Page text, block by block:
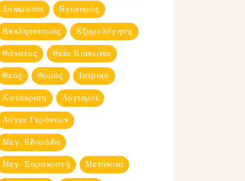
Δοκιμασία Εγωισμός
Εκκλησιασμός Εξομολόγηση
Θάνατος Θεία Κοινωνία
Θεός Θυμός Ιατρικά
Κατάκριση Λογισμοί
Λόγια Γερόντων
Μεγ. Βδομἀδα
Μεγ. Σαρακοστή Μετάνοια